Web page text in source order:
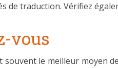
de traduction. Vérifiez
vous
souvent le meilleur moyen